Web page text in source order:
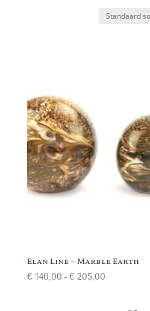
Elan Line – Marble Earth
€ 140,00-€ 205,00Prijsklasse: